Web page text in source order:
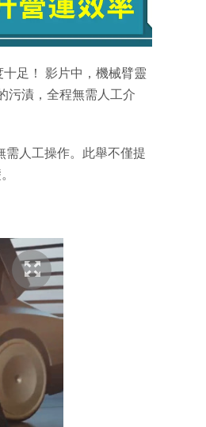
足！ 影片中，機械臂靈
污漬，全程無需人工介
需人工操作。此舉不僅提